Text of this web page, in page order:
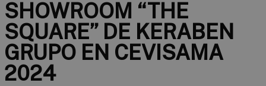
SHOWROOM “THE
SQUARE” DE KERABEN
GRUPO EN CEVISAMA
2024